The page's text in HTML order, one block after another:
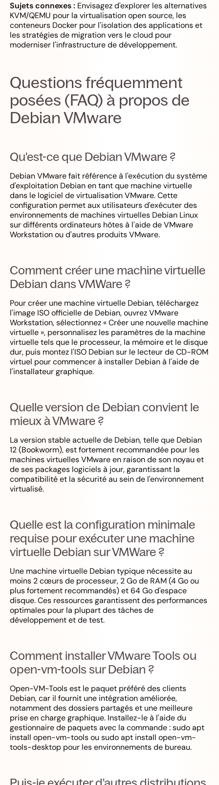
Sujets connexes : Envisagez d'explorer les alternatives
KVM/QEMU pour la virtualisation open source, les
conteneurs Docker pour l'isolation des applications et
les stratégies de migration vers le cloud pour
moderniser l'infrastructure de développement.
Questions fréquemment
posées (FAQ) à propos de
Debian VMware
Qu'est-ce que Debian VMware ?
Debian VMware fait référence à l'exécution du système
d'exploitation Debian en tant que machine virtuelle
dans le logiciel de virtualisation VMware. Cette
configuration permet aux utilisateurs d'exécuter des
environnements de machines virtuelles Debian Linux
sur différents ordinateurs hôtes à l'aide de VMware
Workstation ou d'autres produits VMware.
Comment créer une machine virtuelle
Debian dans VMWare ?
Pour créer une machine virtuelle Debian, téléchargez
l'image ISO officielle de Debian, ouvrez VMware
Workstation, sélectionnez « Créer une nouvelle machine
virtuelle », personnalisez les paramètres de la machine
virtuelle tels que le processeur, la mémoire et le disque
dur, puis montez l'ISO Debian sur le lecteur de CD-ROM
virtuel pour commencer à installer Debian à l'aide de
l'installateur graphique.
Quelle version de Debian convient le
mieux à VMware ?
La version stable actuelle de Debian, telle que Debian
12 (Bookworm), est fortement recommandée pour les
machines virtuelles VMware en raison de son noyau et
de ses packages logiciels à jour, garantissant la
compatibilité et la sécurité au sein de l'environnement
virtualisé.
Quelle est la configuration minimale
requise pour exécuter une machine
virtuelle Debian sur VMWare ?
Une machine virtuelle Debian typique nécessite au
moins 2 cœurs de processeur, 2 Go de RAM (4 Go ou
plus fortement recommandés) et 64 Go d'espace
disque. Ces ressources garantissent des performances
optimales pour la plupart des tâches de
développement et de test.
Comment installer VMware Tools ou
open-vm-tools sur Debian ?
Open-VM-Tools est le paquet préféré des clients
Debian, car il fournit une intégration améliorée,
notamment des dossiers partagés et une meilleure
prise en charge graphique. Installez-le à l'aide du
gestionnaire de paquets avec la commande : sudo apt
install open-vm-tools ou sudo apt install open-vm-
tools-desktop pour les environnements de bureau.